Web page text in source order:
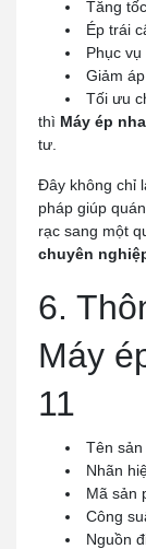
Tăng
Ép trái
Phục
Giảm
Tối ưu
thì Máy ép
tư.
Đây không chỉ
pháp giúp
rạc sang một
chuyên
6.
Máy
11
Tên
Nhãn
Mã sản
Công
Nguồn